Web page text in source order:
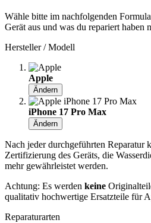
Wähle bitte im nachfolgenden
Gerät aus und was du repariert haben
Hersteller / Modell
Apple
Ändern
iPhone 17 Pro Max
Ändern
Nach jeder durchgeführten Reparatur
Zertifizierung des Geräts, die
mehr gewährleistet werden.
Achtung: Es werden keine
qualitativ hochwertige Ersatzteile für
Reparaturarten